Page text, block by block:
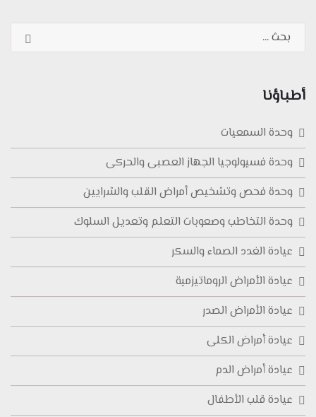
أطباؤنا
وحدة السمعيات
وحدة فسيولوجيا الجهاز العصبى والحركى
وحدة فحص وتشخيص أمراض القلب والشرايين
وحدة التخاطب وصعوبات التعلم وتعديل السلوك
عيادة الغدد الصماء والسكر
عيادة الأمراض الروماتيزمية
عيادة الأمراض الصدر
عيادة أمراض الكلى
عيادة أمراض الدم
عيادة قلب الأطفال